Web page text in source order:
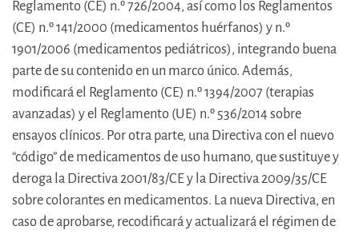
Reglamento (CE) n.º 726/2004, así como los Reglamentos
(CE) n.º 141/2000 (medicamentos huérfanos) y n.º
1901/2006 (medicamentos pediátricos), integrando buena
parte de su contenido en un marco único. Además,
modificará el Reglamento (CE) n.º 1394/2007 (terapias
avanzadas) y el Reglamento (UE) n.º 536/2014 sobre
ensayos clínicos. Por otra parte, una Directiva con el nuevo
“código” de medicamentos de uso humano, que sustituye y
deroga la Directiva 2001/83/CE y la Directiva 2009/35/CE
sobre colorantes en medicamentos. La nueva Directiva, en
caso de aprobarse, recodificará y actualizará el régimen de